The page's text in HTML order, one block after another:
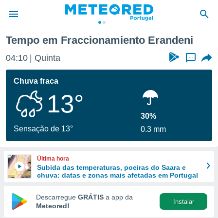
da
foi
fornecidas
a este
das
e
forma
digital
Tempo em Fraccionamiento Erandeni
04:10 Quinta ...
Chuva fraca
13°
Sensação de 13°
30%
0.3 mm
Última hora
Subida das temperaturas, poeiras do Saara e
chuva: datas e zonas mais afetadas em Portugal
Descarregue GRÁTIS a app da
Meteored!
Instalar